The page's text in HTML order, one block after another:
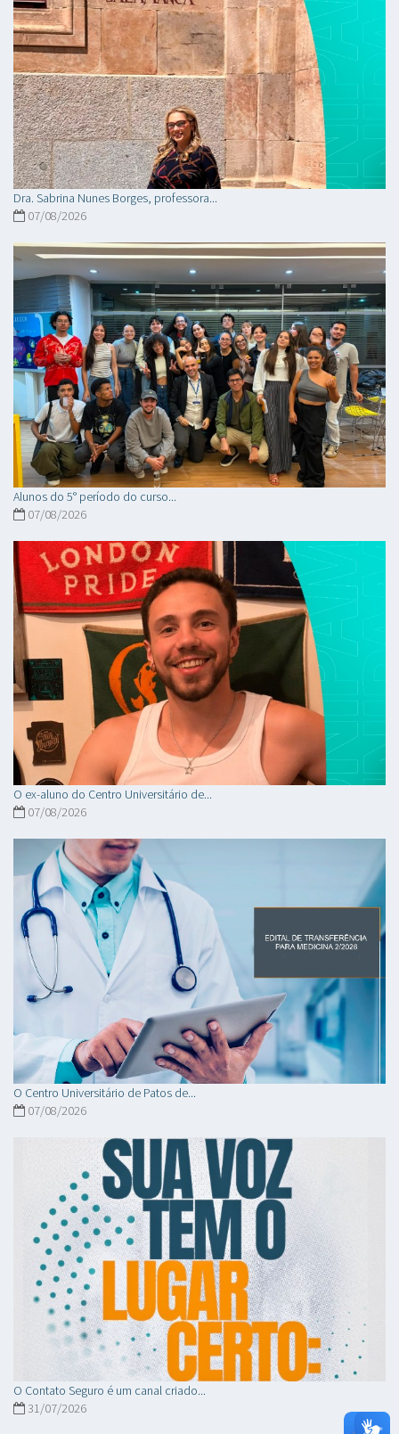
Dra. Sabrina Nunes Borges, professora...
07/08/2026
Alunos do 5° período do curso...
07/08/2026
O ex-aluno do Centro Universitário de...
07/08/2026
O Centro Universitário de Patos de...
07/08/2026
O Contato Seguro é um canal criado...
31/07/2026